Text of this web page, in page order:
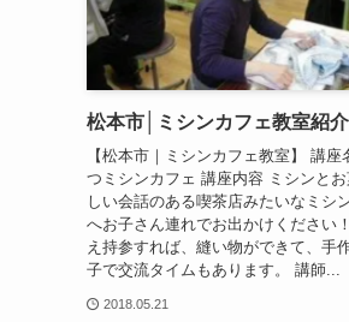
松本市│ミシンカフェ教室紹介
【松本市｜ミシンカフェ教室】 講座
つミシンカフェ 講座内容 ミシンと
しい会話のある喫茶店みたいなミシ
へお子さん連れでお出かけください
え持参すれば、縫い物ができて、手
子で交流タイムもあります。 講師...
2018.05.21